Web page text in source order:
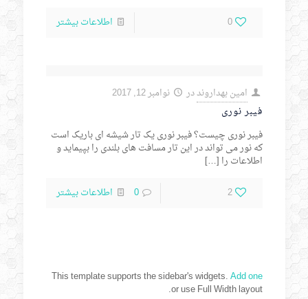
0
اطلاعات بیشتر
امین بهدارونددر
نوامبر 12, 2017
فیبر نوری
فیبر نوری چیست؟ فیبر نوری یک تار شیشه ای باریک است
که نور می تواند در این تار مسافت های بلندی را بپیماید و
اطلاعات را […]
2
0 اطلاعات بیشتر
This template supports the sidebar's widgets.Add one
or use Full Width layout.